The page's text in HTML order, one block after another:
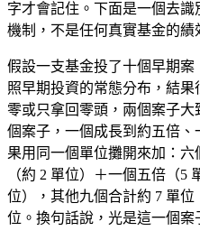
字才會記住。下面是一個去
機制，不是任何真實基金的績
假設一支基金投了十個早期
照早期投資的常態分布，結
零或只拿回零頭，兩個案子
個案子，一個成長到約五倍
果用同一個單位攤開來加：
（約 2 單位）＋一個五倍（5
位），其他九個合計約 7 單
位。換句話說，光是這一個